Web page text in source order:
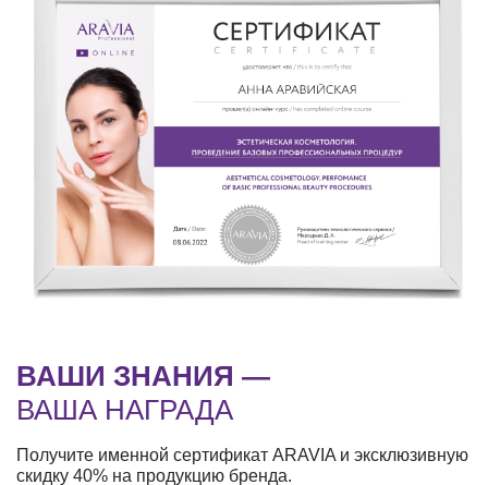
ВАШИ ЗНАНИЯ —
ВАША НАГРАДА
Получите именной сертификат ARAVIA и эксклюзивную
скидку 40% на продукцию бренда.